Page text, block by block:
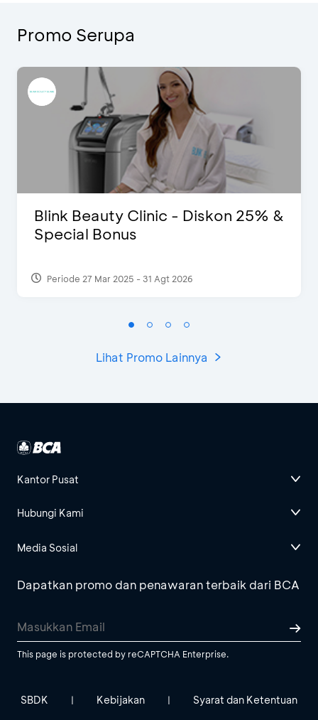
Promo Serupa
Blink Beauty Clinic - Diskon 25% &
Special Bonus
Periode 27 Mar 2025 - 31 Agt 2026
Lihat Promo Lainnya
Kantor Pusat
Hubungi Kami
Media Sosial
Dapatkan promo dan penawaran terbaik dari BCA
This page is protected by reCAPTCHA Enterprise.
SBDK | Kebijakan | Syarat dan Ketentuan